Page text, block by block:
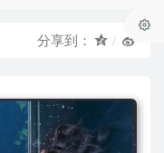
分享到：